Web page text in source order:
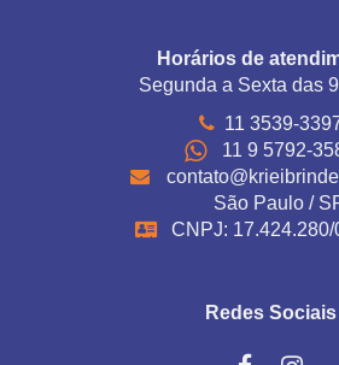
Horários de
Segunda a Sexta das
11 3539-
11 9 5792-
São Paulo /
CNPJ:
Redes Sociais